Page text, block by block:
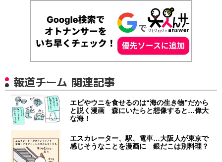
報道チーム 関連記事
エビやウニを食せるのは“海の生き物”だから
と説く漫画 森にいたらと想像すると…偉大
な海！
エスカレーター、駅、電車…大阪人が東京で
感じそうなことを漫画に 銀だこは別料理？